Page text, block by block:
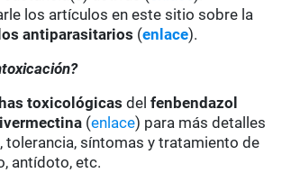
los artículos en este sitio sobre la
antiparasitarios (enlace).
toxicológicas delfenbendazol
ivermectina (enlace) para más detalles
tolerancia, síntomas y tratamiento de
antídoto, etc.